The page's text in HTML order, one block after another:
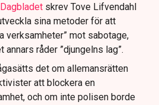
skrev Tove Lifvendahl
sina metoder för att
verksamheter” mot sabotage,
råder ”djungelns lag”.
det om allemansrätten
att blockera en
och om inte polisen borde